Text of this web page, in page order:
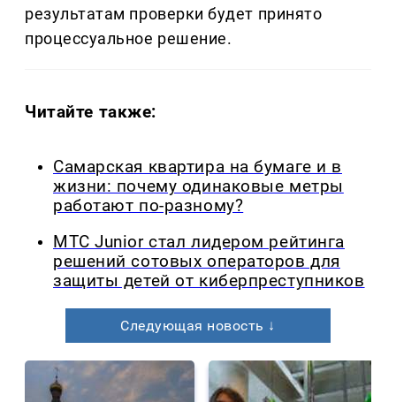
результатам проверки будет принято
процессуальное решение.
Читайте также:
Самарская квартира на бумаге и в
жизни: почему одинаковые метры
работают по-разному?
МТС Junior стал лидером рейтинга
решений сотовых операторов для
защиты детей от киберпреступников
Следующая новость ↓